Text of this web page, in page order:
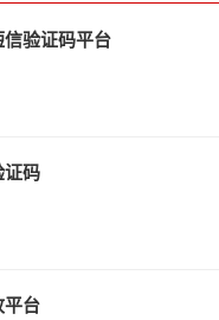
验证码平台
证码
平台